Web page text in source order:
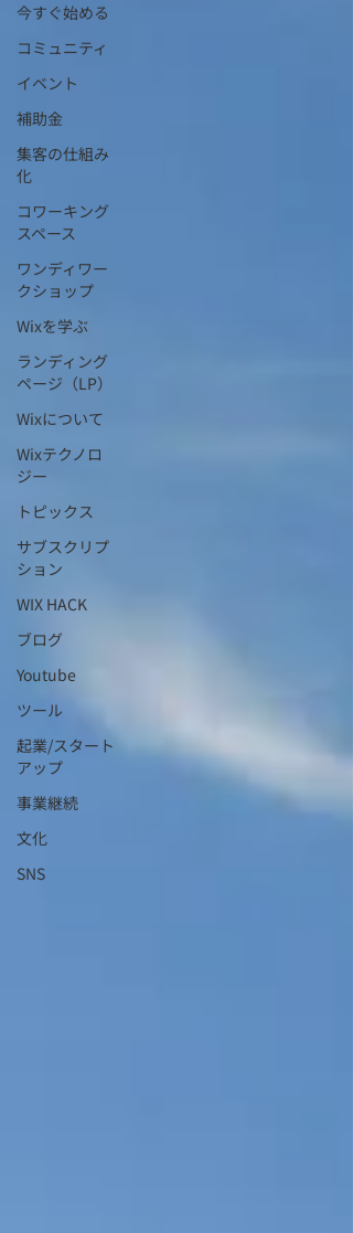
今すぐ始める
コミュニティ
イベント
補助金
集客の仕組み
化
コワーキング
スペース
ワンディワー
クショップ
Wixを学ぶ
ランディング
ページ（LP）
Wixについて
Wixテクノロ
ジー
トピックス
サブスクリプ
ション
WIX HACK
ブログ
Youtube
ツール
起業/スタート
アップ
事業継続
文化
SNS